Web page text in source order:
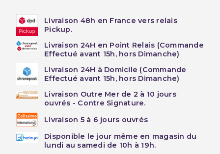
Livraison 48h en France vers relais
Pickup.
Livraison 24H en Point Relais (Commande
Effectué avant 15h, hors Dimanche)
Livraison 24H à Domicile (Commande
Effectué avant 15h, hors Dimanche)
Livraison Outre Mer de 2 à 10 jours
ouvrés - Contre Signature.
Livraison 5 à 6 jours ouvrés
Disponible le jour même en magasin du
lundi au samedi de 10h à 19h.